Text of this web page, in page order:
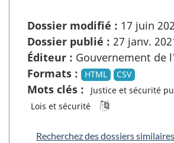
Dossier modifié : 17 juin
Dossier publié : 27 janv.
Éditeur : Gouvernement de
Formats :
HTML CSV
Mots clés :
Justice et sécurité
Lois et sécurité
Recherchez des dossiers similaires